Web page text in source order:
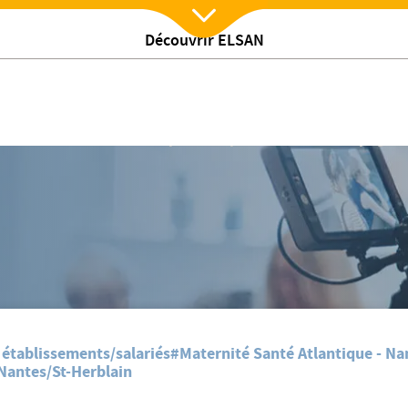
Découvrir ELSAN
Nx:Afficher menu
: 𝗺𝗶𝗲𝘂𝘅 𝗰𝗼𝗺𝗽𝗿𝗲𝗻𝗱𝗿𝗲 𝗽𝗼𝘂𝗿 𝗺𝗶𝗲𝘂𝘅
établissements/salariés#Maternité Santé Atlantique -
St-Herblain